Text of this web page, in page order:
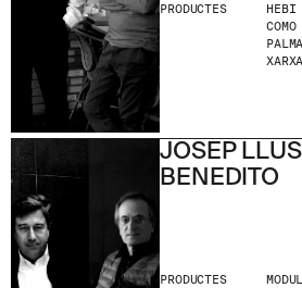
PRODUCTES
HEBI
COMO
PALMA
XARXA
JOSEP
BENEDITO
PRODUCTES